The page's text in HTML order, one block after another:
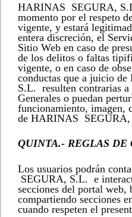
HARINAS SEGURA,
momento por el respeto
vigente, y estará
entera discreción, el
Sitio Web en caso de
de los delitos o faltas
vigente, o en caso de
conductas que a juicio
S.L. resulten contrarias a
Generales o puedan
funcionamiento, imagen,
de HARINAS
QUINTA.- REGLAS
Los usuarios podrán
SEGURA, S.L. e
secciones del portal
compartiendo secciones
cuando respeten el